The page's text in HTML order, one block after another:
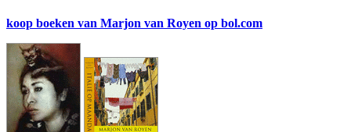
koop boeken van Marjon van Royen op bol.com